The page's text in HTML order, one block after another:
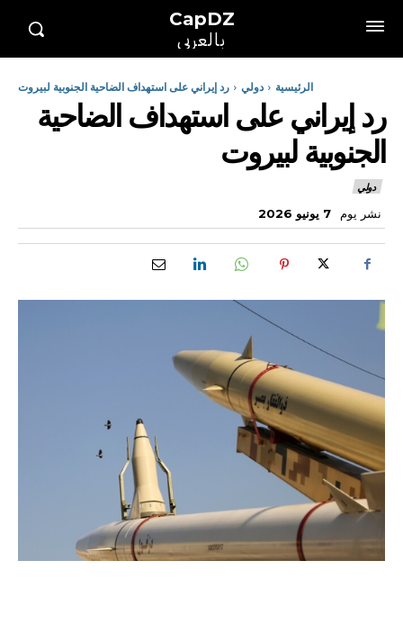
CapDZ
بالعربي
الرئيسية دولي رد إيراني على استهداف الضاحية الجنوبية لبيروت
رد إيراني على استهداف الضاحية
الجنوبية لبيروت
دولي
نشر يوم 7 يونيو 2026